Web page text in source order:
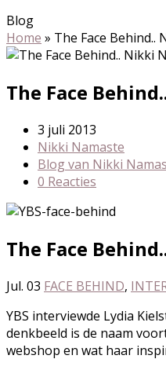
Blog
Home » The Face Behind..
The Face
3 juli 2013
Nikki Namaste
Blog van Nikki
0 Reacties
The Face
Jul. 03 FACE BEHIND,
YBS interviewde Lydia
denkbeeld is de naam
webshop en wat haar